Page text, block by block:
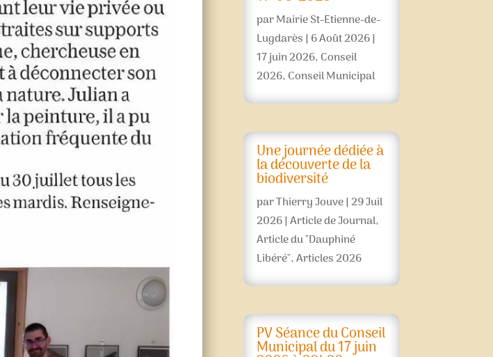
parMairie St-Etienne-de-
Lugdarès| 6 Août 2026|
17 juin 2026, Conseil
2026, Conseil Municipal
Une journée dédiée à
la découverte de la
biodiversité
parThierry Jouve|29 Juil
2026|Article de Journal,
Article du "Dauphiné
Libéré",Articles 2026
PV Séance du Conseil
Municipal du 17 juin